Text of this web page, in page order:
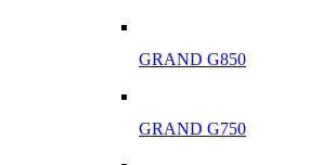
GRAND G850
GRAND G750